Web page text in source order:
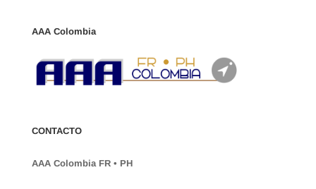
AAA Colombia
CONTACTO
AAA Colombia FR • PH